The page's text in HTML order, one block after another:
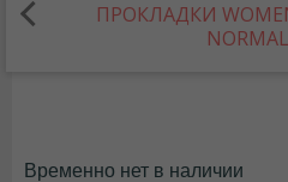
ПРОКЛАДКИ
Временно нет в наличии